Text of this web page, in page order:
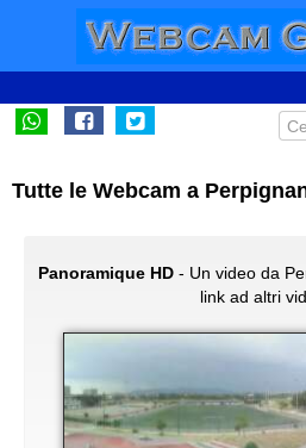
Tutte le Webcam a
Panoramique HD- Un video da
link ad altri